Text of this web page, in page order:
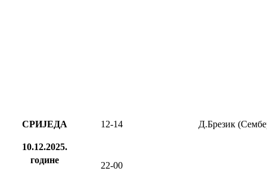
СРИЈЕДА
10.12.2025.
године
12-14 Д.Брезик
22-00